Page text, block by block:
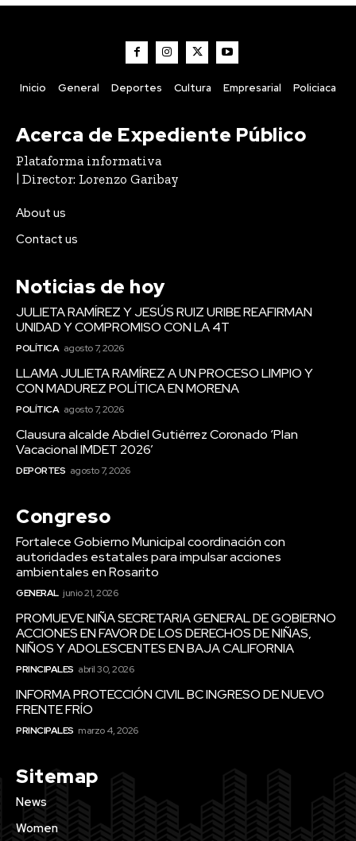
Inicio General Deportes Cultura Empresarial Policiaca
Acerca de Expediente Público
Plataforma informativa
| Director: Lorenzo Garibay
About us
Contact us
Noticias de hoy
JULIETA RAMÍREZ Y JESÚS RUIZ URIBE REAFIRMAN
UNIDAD Y COMPROMISO CON LA 4T
POLÍTICA agosto 7, 2026
LLAMA JULIETA RAMÍREZ A UN PROCESO LIMPIO Y
CON MADUREZ POLÍTICA EN MORENA
POLÍTICA agosto 7, 2026
Clausura alcalde Abdiel Gutiérrez Coronado ‘Plan
Vacacional IMDET 2026’
DEPORTES agosto 7, 2026
Congreso
Fortalece Gobierno Municipal coordinación con
autoridades estatales para impulsar acciones
ambientales en Rosarito
GENERAL junio 21, 2026
PROMUEVE NIÑA SECRETARIA GENERAL DE GOBIERNO
ACCIONES EN FAVOR DE LOS DERECHOS DE NIÑAS,
NIÑOS Y ADOLESCENTES EN BAJA CALIFORNIA
PRINCIPALES abril 30, 2026
INFORMA PROTECCIÓN CIVIL BC INGRESO DE NUEVO
FRENTE FRÍO
PRINCIPALES marzo 4, 2026
Sitemap
News
Women